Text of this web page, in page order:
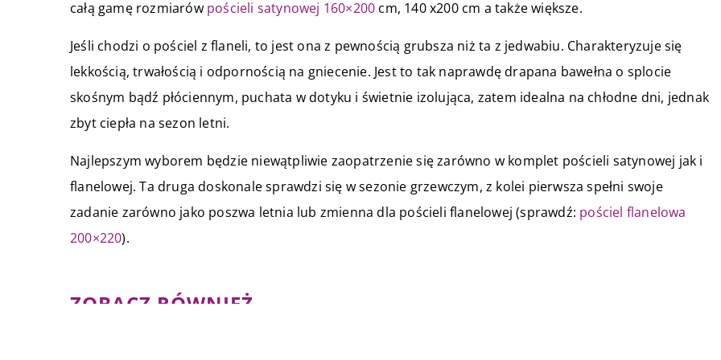
całą gamę rozmiarów pościeli satynowej 160×200 cm, 140 x200 cm a także większe.
Jeśli chodzi o pościel z flaneli, to jest ona z pewnością grubsza niż ta z jedwabiu. Charakteryzuje się
lekkością, trwałością i odpornością na gniecenie. Jest to tak naprawdę drapana bawełna o splocie
skośnym bądź płóciennym, puchata w dotyku i świetnie izolująca, zatem idealna na chłodne dni, jednak
zbyt ciepła na sezon letni.
Najlepszym wyborem będzie niewątpliwie zaopatrzenie się zarówno w komplet pościeli satynowej jak i
flanelowej. Ta druga doskonale sprawdzi się w sezonie grzewczym, z kolei pierwsza spełni swoje
zadanie zarówno jako poszwa letnia lub zmienna dla pościeli flanelowej (sprawdź: pościel flanelowa
200×220).
ZOBACZ RÓWNIEŻ